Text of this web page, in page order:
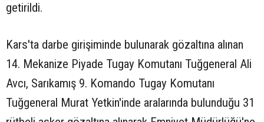
getirildi.
Kars'ta darbe girişiminde bulunarak gözaltına alınan
14. Mekanize Piyade Tugay Komutanı Tuğgeneral Ali
Avcı, Sarıkamış 9. Komando Tugay Komutanı
Tuğgeneral Murat Yetkin'inde aralarında bulunduğu 31